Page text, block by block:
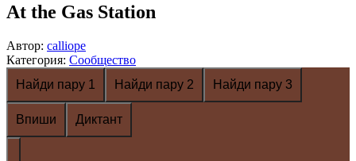
At the Gas Station
Автор: calliope
Категория: Сообщество
Найди пару 1
Найди пару 2 Найди пару 3
Впиши Диктант